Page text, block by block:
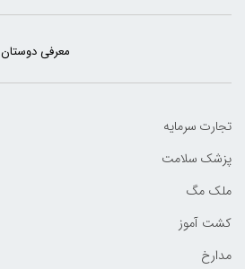
معرفی دوستان
تجارت سرمایه
پزشک سلامت
ملک مگ
کشت آموز
مدارخ